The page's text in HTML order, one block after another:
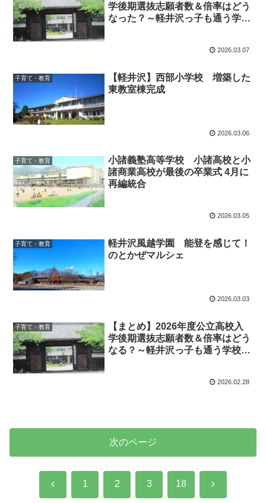
学後期選抜志願者数＆倍率はどう
なった？～軽井沢っ子も通う学校
2026.03.07
子育て・教育
【軽井沢】西部小学校 増築した
東教室棟完成
2026.03.06
子育て・教育
小諸義塾高等学校 小諸高校と小
諸商業高校が最後の卒業式 4月に
再編統合
2026.03.05
子育て・教育
軽井沢風越学園 能登を感じて！
のとかぜマルシェ
2026.03.03
子育て・教育
【まとめ】2026年度公立高校入
学後期選抜志願者数＆倍率はどう
なる？～軽井沢っ子も通う学校を
2026.02.28
次のページ
前 1 2 3 18 次